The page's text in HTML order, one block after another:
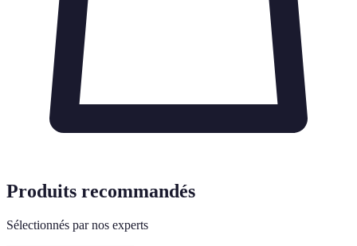
Produits recommandés
Sélectionnés par nos experts